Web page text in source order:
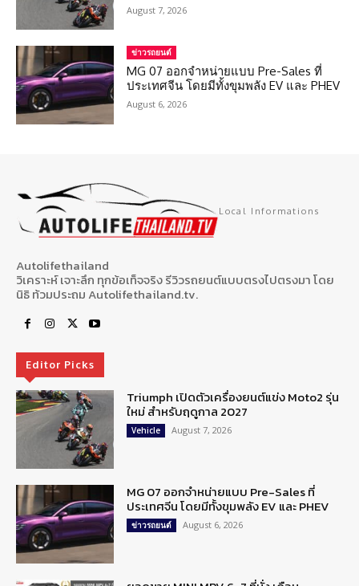
August 7, 2026
ข่าวรถยนต์
MG 07 ออกจำหน่ายแบบ Pre-Sales ที่
ประเทศจีน โดยมีทั้งขุมพลัง EV และ PHEV
August 6, 2026
Local Informations
Autolifethailand
วิเคราะห์ เจาะลึก ทุกข้อเท็จจริง รีวิวรถยนต์แบบตรงไปตรงมา โดย
นิธิ ท้วมประถม Autolifethailand.tv.
Editor Picks
Triumph เปิดตัวเครื่องยนต์แข่ง Moto2 รุ่น
ใหม่ สำหรับฤดูกาล 2027
Vehicle August 7, 2026
MG 07 ออกจำหน่ายแบบ Pre-Sales ที่
ประเทศจีน โดยมีทั้งขุมพลัง EV และ PHEV
ข่าวรถยนต์ August 6, 2026